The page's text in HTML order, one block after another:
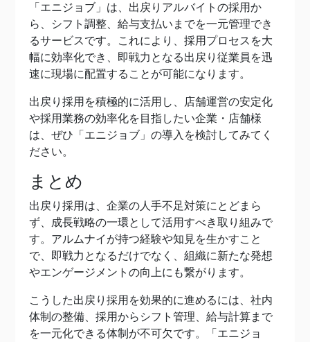
「エニジョブ」は、出戻りアルバイトの採用か
ら、シフト調整、給与支払いまでを一元管理でき
るサービスです。これにより、採用プロセスを大
幅に効率化でき、即戦力となる出戻り従業員を迅
速に現場に配置することが可能になります。
出戻り採用を積極的に活用し、店舗運営の安定化
や採用業務の効率化を目指したい企業・店舗様
は、ぜひ「エニジョブ」の導入を検討してみてく
ださい。
まとめ
出戻り採用は、企業の人手不足対策にとどまら
ず、成長戦略の一環として活用すべき取り組みで
す。アルムナイが持つ経験や知見を生かすこと
で、即戦力となるだけでなく、組織に新たな発想
やエンゲージメントの向上にも繋がります。
こうした出戻り採用を効果的に進めるには、社内
体制の整備、採用からシフト管理、給与計算まで
を一元化できる体制が不可欠です。「エニジョ